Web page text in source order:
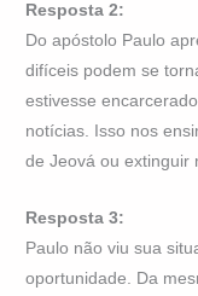
Resposta 2:
Do apóstolo Paulo
difíceis podem se
estivesse
notícias. Isso nos
de Jeová ou extinguir
Resposta 3:
Paulo não viu sua
oportunidade. Da